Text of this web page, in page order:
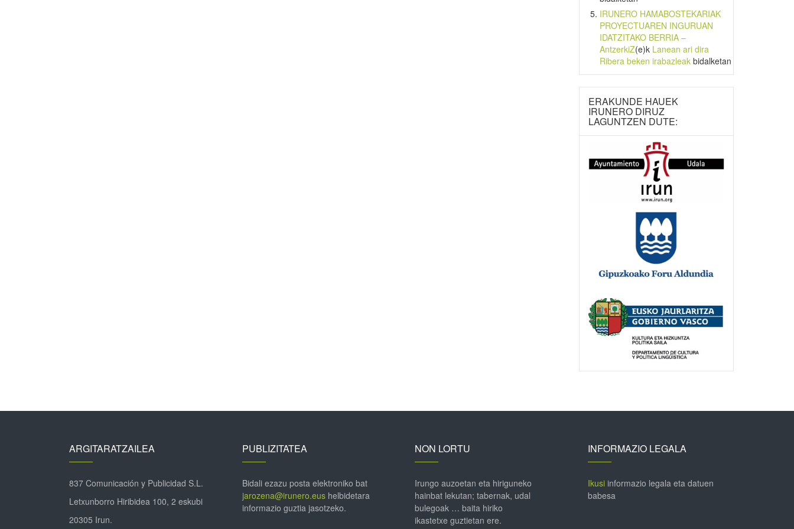
IRUNERO HAMABOSTEKARIAK
PROYECTUAREN INGURUAN
IDATZITAKO BERRIA –
AntzerkiZ(e)k Lanean ari dira
Ribera beken irabazleakbidalketan
ERAKUNDE HAUEK
IRUNERO DIRUZ
LAGUNTZEN DUTE:
ARGITARATZAILEA
837 Comunicación y Publicidad S.L.
Letxunborro Hiribidea 100, 2 eskubi
20305 Irun.
PUBLIZITATEA
Bidali ezazu posta elektroniko bat
jarozena@irunero.eushelbidetara
informazio guztia jasotzeko.
NON LORTU
Irungo auzoetan eta hiriguneko
hainbat lekutan; tabernak, udal
bulegoak … baita hiriko
ikastetxe guztietan ere.
INFORMAZIO LEGALA
Ikusiinformazio legala eta datuen
babesa